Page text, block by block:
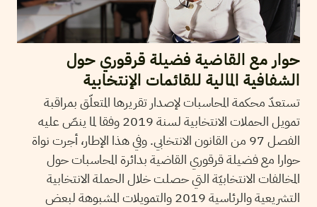
حوار مع القاضية فضيلة قرقوري حول
الشفافية المالية للقائمات الإنتخابية
تستعدّ محكمة المحاسبات لإصدار تقريرها المتعلّق بمراقبة
تمويل الحملات الانتخابية لسنة 2019 وفقا لما ينصّ عليه
الفصل 97 من القانون الانتخابي. وفي هذا الإطار، أجرت نواة
حوارا مع فضيلة قرقوري القاضية بدائرة المحاسبات حول
المخالفات الانتخابيّة التي حصلت خلال الحملة الانتخابية
التشريعية والرئاسية 2019 والتمويلات المشبوهة لبعض